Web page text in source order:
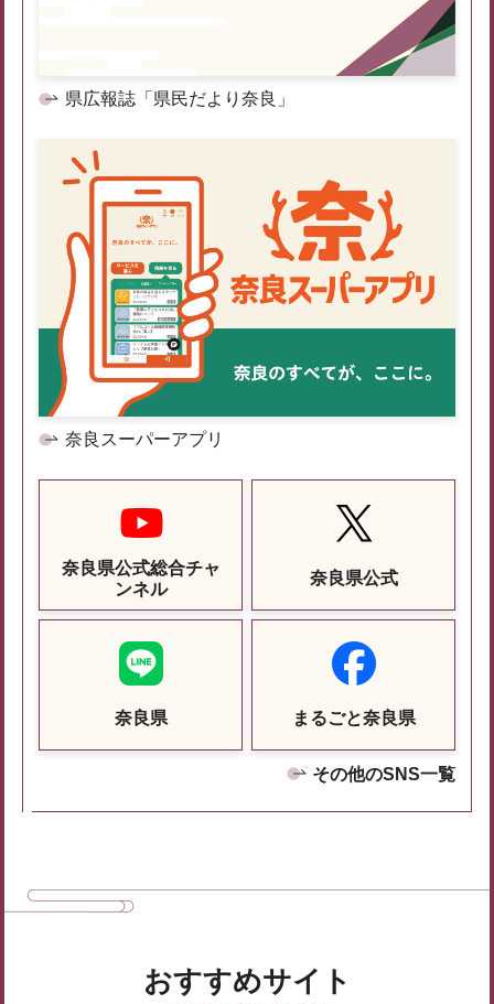
県広報誌「県民だより奈良」
奈良スーパーアプリ
奈良県公式総合チャ
ンネル
奈良県公式
奈良県 まるごと奈良県
その他のSNS一覧
おすすめサイト